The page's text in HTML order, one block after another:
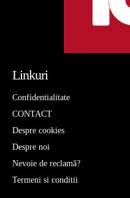
Linkuri
Confidentialitate
CONTACT
Despre cookies
Despre noi
Nevoie de reclamă?
Termeni si conditii